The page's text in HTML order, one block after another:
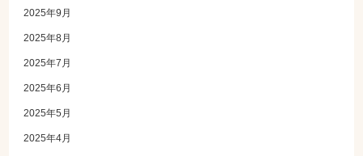
2025年9月
2025年8月
2025年7月
2025年6月
2025年5月
2025年4月